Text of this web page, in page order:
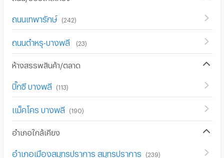
ถนนเทพารักษ์ (242)
ถนนตำหรุ-บางพลี (23)
ห้างสรรพสินค้า/ตลาด
บิ๊กซี บางพลี (113)
แม็คโคร บางพลี (190)
อำเภอใกล้เคียง
อำเภอเมืองสมุทรปราการ สมุทรปราการ (239)